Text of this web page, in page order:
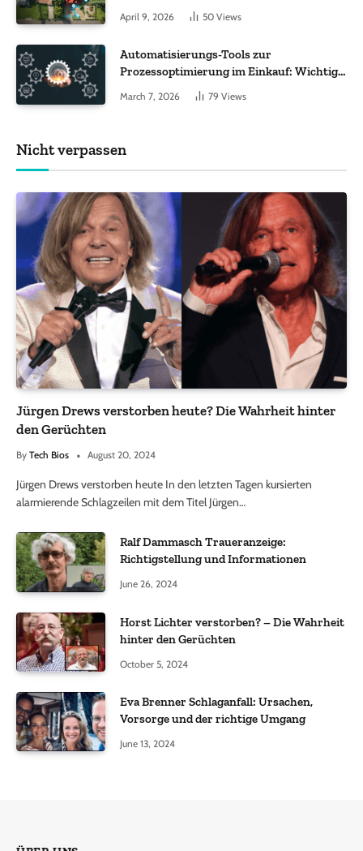
Worauf es bei 200 bis 500 m² wirklich
ankommt
April 9, 2026 50 Views
Automatisierungs-Tools zur
Prozessoptimierung im Einkauf: Wichtige
Funktionen, auf die Sie achten sollten
March 7, 2026 79 Views
Nicht verpassen
Jürgen Drews verstorben heute? Die Wahrheit hinter
den Gerüchten
By Tech Bios August 20, 2024
Jürgen Drews verstorben heute In den letzten Tagen kursierten
alarmierende Schlagzeilen mit dem Titel Jürgen…
Ralf Dammasch Traueranzeige:
Richtigstellung und Informationen
June 26, 2024
Horst Lichter verstorben? – Die Wahrheit
hinter den Gerüchten
October 5, 2024
Eva Brenner Schlaganfall: Ursachen,
Vorsorge und der richtige Umgang
June 13, 2024